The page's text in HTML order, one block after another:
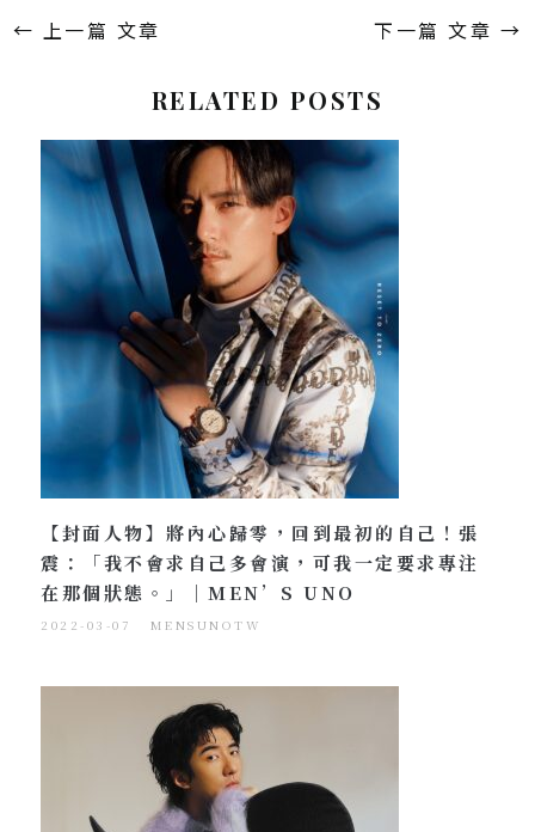
← 上一篇 文章 下一篇 文章 →
RELATED POSTS
【封面人物】將內心歸零，回到最初的自己！張
震：「我不會求自己多會演，可我一定要求專注
在那個狀態。」｜MEN’S UNO
2022-03-07 MENSUNOTW